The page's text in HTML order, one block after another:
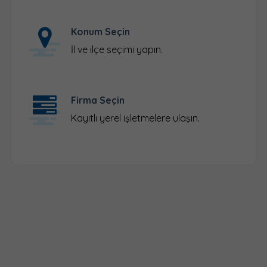
Konum Seçin
İl ve ilçe seçimi yapın.
Firma Seçin
Kayıtlı yerel işletmelere ulaşın.